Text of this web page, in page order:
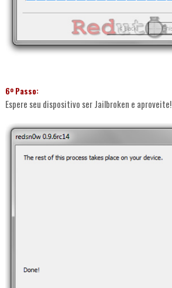
6º Passo:
Espere seu dispositivo ser Jailbroken e aproveite!